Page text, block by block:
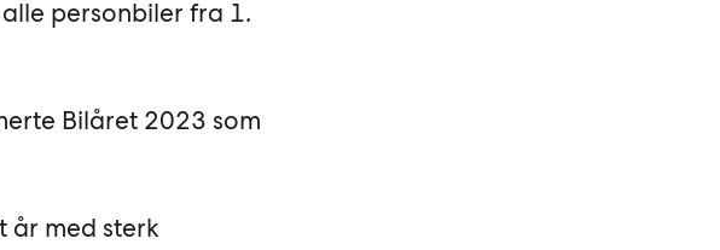
personbiler fra 1.
Bilåret 2023 som
år med sterk